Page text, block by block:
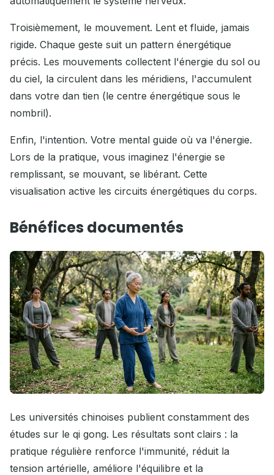
Troisièmement, le mouvement. Lent et fluide, jamais
rigide. Chaque geste suit un pattern énergétique
précis. Les mouvements collectent l'énergie du sol ou
du ciel, la circulent dans les méridiens, l'accumulent
dans votre dan tien (le centre énergétique sous le
nombril).
Enfin, l'intention. Votre mental guide où va l'énergie.
Lors de la pratique, vous imaginez l'énergie se
remplissant, se mouvant, se libérant. Cette
visualisation active les circuits énergétiques du corps.
Bénéfices documentés
Les universités chinoises publient constamment des
études sur le qi gong. Les résultats sont clairs : la
pratique régulière renforce l'immunité, réduit la
tension artérielle, améliore l'équilibre et la